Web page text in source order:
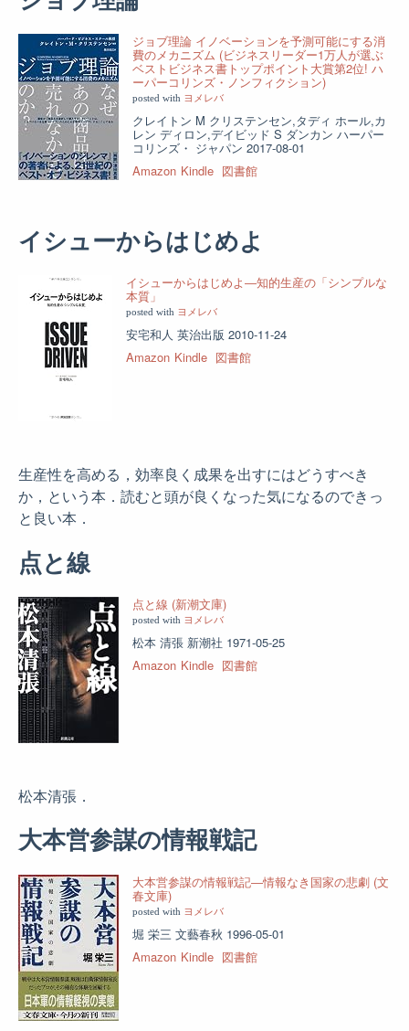
ジョブ理論 イノベーションを予測可能にする消
費のメカニズム (ビジネスリーダー1万人が選ぶ
ベストビジネス書トップポイント大賞第2位! ハ
ーパーコリンズ・ノンフィクション)
posted with ヨメレバ
クレイトン M クリステンセン,タディ ホール,カ
レン ディロン,デイビッド S ダンカン ハーパー
コリンズ・ ジャパン 2017-08-01
Amazon Kindle 図書館
イシューからはじめよ
イシューからはじめよ―知的生産の「シンプルな
本質」
posted with ヨメレバ
安宅和人 英治出版 2010-11-24
Amazon Kindle 図書館
生産性を高める，効率良く成果を出すにはどうすべき
か，という本．読むと頭が良くなった気になるのできっ
と良い本．
点と線
点と線 (新潮文庫)
posted with ヨメレバ
松本 清張 新潮社 1971-05-25
Amazon Kindle 図書館
松本清張．
大本営参謀の情報戦記
大本営参謀の情報戦記―情報なき国家の悲劇 (文
春文庫)
posted with ヨメレバ
堀 栄三 文藝春秋 1996-05-01
Amazon Kindle 図書館